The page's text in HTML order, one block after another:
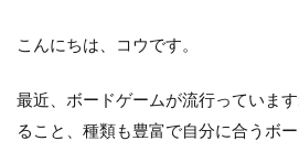
こんにちは、コウです。
最近、ボードゲームが流行っていま
ること、種類も豊富で自分に合うボ